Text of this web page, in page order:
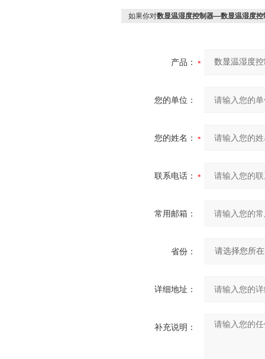
如果你对数显温湿度控制器—数显温湿度
产品：
您的单位：
您的姓名：
联系电话：
常用邮箱：
省份：
详细地址：
补充说明：